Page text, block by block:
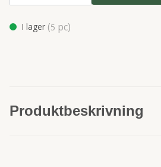
I lager (5 pc)
Produktbeskrivning